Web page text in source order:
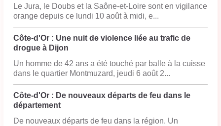
Le Jura, le Doubs et la Saône-et-Loire sont en vigilance
orange depuis ce lundi 10 août à midi, e...
Côte-d'Or : Une nuit de violence liée au trafic de
drogue à Dijon
Un homme de 42 ans a été touché par balle à la cuisse
dans le quartier Montmuzard, jeudi 6 août 2...
Côte-d'Or : De nouveaux départs de feu dans le
département
De nouveaux départs de feu dans la région. Un